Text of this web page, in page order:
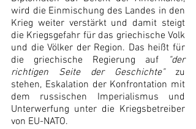
wird die Einmischung des Landes in den
Krieg weiter verstärkt und damit steigt
die Kriegsgefahr für das griechische Volk
und die Völker der Region. Das heißt für
die griechische Regierung auf
"der
richtigen Seite der Geschichte" zu
stehen, Eskalation der Konfrontation mit
dem russischen Imperialismus und
Unterwerfung unter die Kriegsbetreiber
von EU-NATO.